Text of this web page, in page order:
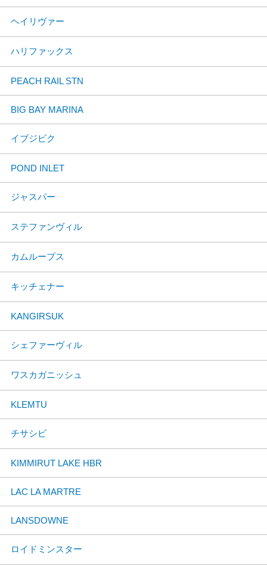
ヘイリヴァー
ハリファックス
PEACH RAIL STN
BIG BAY MARINA
イブジビク
POND INLET
ジャスパー
ステファンヴィル
カムループス
キッチェナー
KANGIRSUK
シェファーヴィル
ワスカガニッシュ
KLEMTU
チサシビ
KIMMIRUT LAKE HBR
LAC LA MARTRE
LANSDOWNE
ロイドミンスター